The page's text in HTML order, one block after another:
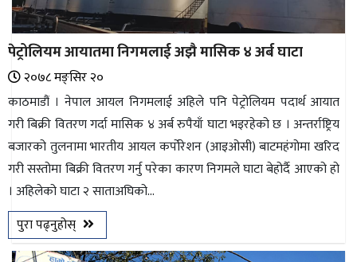
पेट्रोलियम आयातमा निगमलाई अझै मासिक ४ अर्ब घाटा
२०७८ मङ्सिर २०
काठमाडौं । नेपाल आयल निगमलाई अहिले पनि पेट्रोलियम पदार्थ आयात
गरी बिक्री वितरण गर्दा मासिक ४ अर्ब रुपैयाँ घाटा भइरहेको छ । अन्तर्राष्ट्रिय
बजारको तुलनामा भारतीय आयल कर्पोरेशन (आइओसी) बाटमहंगोमा खरिद
गरी सस्तोमा बिक्री वितरण गर्नु परेका कारण निगमले घाटा बेहोर्दै आएको हो
। अहिलेको घाटा २ साताअघिको...
पुरा पढ्नुहोस्